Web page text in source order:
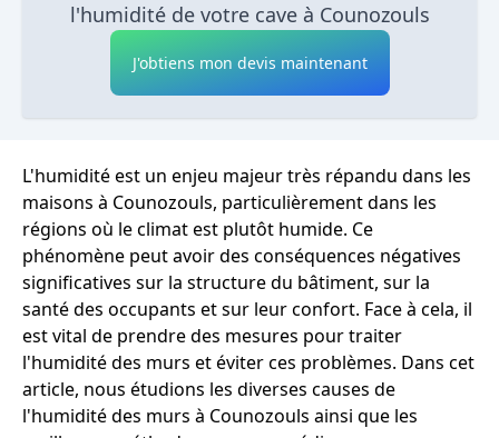
l'humidité de votre cave à Counozouls
J'obtiens mon devis maintenant
L'humidité est un enjeu majeur très répandu dans les
maisons à Counozouls, particulièrement dans les
régions où le climat est plutôt humide. Ce
phénomène peut avoir des conséquences négatives
significatives sur la structure du bâtiment, sur la
santé des occupants et sur leur confort. Face à cela, il
est vital de prendre des mesures pour traiter
l'humidité des murs et éviter ces problèmes. Dans cet
article, nous étudions les diverses causes de
l'humidité des murs à Counozouls ainsi que les